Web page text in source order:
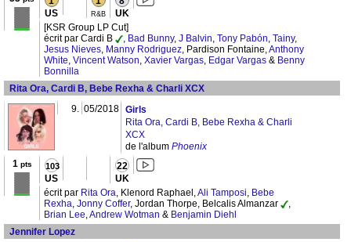
US R&B UK
[KSR Group LP Cut]
écrit par Cardi B
, Bad Bunny, J Balvin, Tony Pabón, Tainy,
Jesus Nieves, Manny Rodriguez, Pardison Fontaine,Anthony
White, Vincent Watson, Xavier Vargas, Edgar Vargas & Benny
Bonnilla
Rita Ora, Cardi B, Bebe Rexha & Charli XCX
9. 05/2018 Girls
Rita Ora, Cardi B, Bebe Rexha & Charli
XCX
de l'album Phoenix
1 pts
103
US
22
UK
écrit par Rita Ora, Klenord Raphael,Ali Tamposi, Bebe
Rexha, Jonny Coffer, Jordan Thorpe, Belcalis Almanzar
,
Brian Lee,Andrew Wotman & Benjamin Diehl
Jennifer Lopez